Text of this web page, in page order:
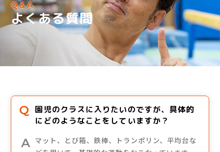
Q＆A
よくある質問
園児のクラスに入りたいのですが、具体的
にどのようなことをしていますか？
マット、とび箱、鉄棒、トランポリン、平均台な